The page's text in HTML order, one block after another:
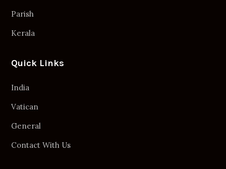
Parish
Kerala
Quick Links
India
Vatican
General
Contact With Us